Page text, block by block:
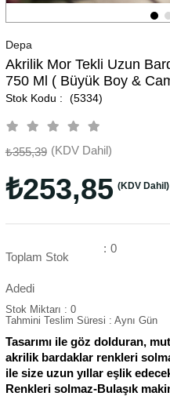
Depa
Akrilik Mor Tekli Uzun
750 Ml ( Büyük Boy &
(5334)
₺355,39 (KDV Dahil)
₺253,85 (KDV Dahil)
Toplam Stok
Adedi
: 0
Stok Miktarı : 0
Tahmini Teslim Süresi : Aynı Gün
Tasarımı ile göz dolduran,
akrilik bardaklar renkleri
ile size uzun yıllar eşlik
Renkleri solmaz-Bulaşık